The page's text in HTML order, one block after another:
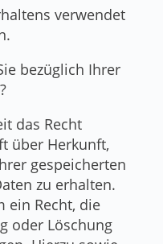
verwendet
bezüglich Ihrer
das Recht
über Herkunft,
gespeicherten
zu erhalten.
ein Recht, die
oder Löschung